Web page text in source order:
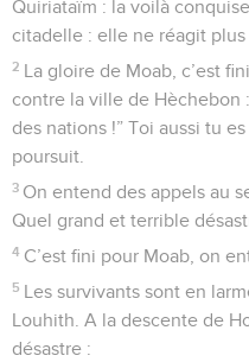
Quiriataïm : la voilà
citadelle : elle ne réagit plus
2 La gloire de Moab, c’est
contre la ville de Hèchebon
des nations !” Toi aussi tu
poursuit.
3 On entend des appels au
Quel grand et terrible
4 C’est fini pour Moab, on
5 Les survivants sont en
Louhith. A la descente de
désastre :